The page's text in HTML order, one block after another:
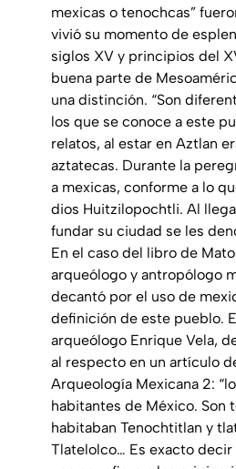
mexicas o tenochcas”
vivió su momento de
siglos XV y principios del
buena parte de
una distinción. “Son
los que se conoce a este
relatos, al estar en Aztlan
aztatecas. Durante la
a mexicas, conforme a lo
dios Huitzilopochtli. Al
fundar su ciudad se les
En el caso del libro de
arqueólogo y antropólogo
decantó por el uso de
definición de este pueblo.
arqueólogo Enrique Vela,
al respecto en un artículo
Arqueología Mexicana 2:
habitantes de México. Son
habitaban Tenochtitlan y
Tlatelolco… Es exacto